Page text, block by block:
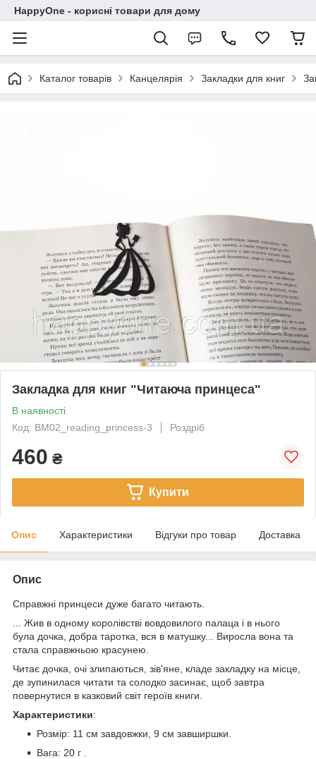
HappyOne - корисні товари для дому
Каталог товарів Канцелярія Закладки для книг
Закладка для книг "Читаюча принцеса"
В наявності
Код: BM02_reading_princess-3
Роздріб
460 ₴
Купити
Опис Характеристики Відгуки про товар Доставка
Опис
Справжні принцеси дуже багато читають.
... Жив в одному королівстві вовдовилого палаца і в нього
була дочка, добра таротка, вся в матушку... Виросла вона та
стала справжньою красунею.
Читає дочка, очі злипаються, зів'яне, кладе закладку на місце,
де зупинилася читати та солодко засинає, щоб завтра
повернутися в казковий світ героїв книги.
Характеристики:
Розмір: 11 см завдовжки, 9 см завширшки.
Вага: 20 г .